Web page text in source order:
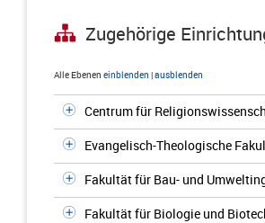
Zugehörige
Alle Ebenen einblenden |ausblenden
Centrum für
Evangelisch-Theologische
Fakultät für Bau- und
Fakultät für Biologie und